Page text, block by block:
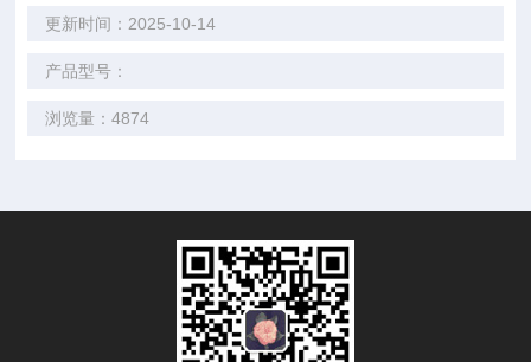
更新时间：2025-10-14
产品型号：
浏览量：4874